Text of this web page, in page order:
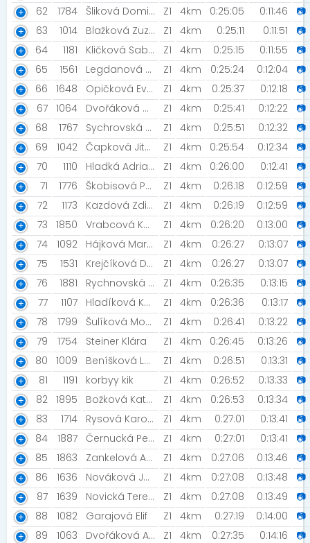
62
1784 Šliková Dominika [Neoňáci] Z1 4km 0:25:05 0:11:46
📷
63
1014 Blažková Zuzana [blondyny_v_behu] Z1 4km 0:25:11 0:11:51
📷
64
1181 Kličková Sabina Z1 4km 0:25:15 0:11:55
📷
65
1561 Legdanová Kamila Z1 4km 0:25:24 0:12:04
📷
66
1648 Opičková Evelína Z1 4km 0:25:37 0:12:18
📷
67 1064 Dvořáková Markéta Z1 4km 0:25:41 0:12:22
📷
68
1767 Sychrovská Markéta Z1 4km 0:25:51 0:12:32
📷
69
1042 Čapková Jitka Z1 4km 0:25:54 0:12:34
📷
70
1110 Hladká Adriana Z1 4km 0:26:00 0:12:41
📷
71
1776 Škobisová Petra Z1 4km 0:26:18 0:12:59
📷
72
1173 Kazdová Zdislava Z1 4km 0:26:19 0:12:59
📷
73
1850 Vrabcová Kateřina Z1 4km 0:26:20 0:13:00
📷
74
1092 Hájková Martina [Adidas runners Prague] Z1 4km 0:26:27 0:13:07
📷
75
1531 Krejčíková Daniela [Klub Rozběháme Česko] Z1 4km 0:26:27 0:13:07
📷
76
1881 Rychnovská Veronika Z1 4km 0:26:35 0:13:15
📷
77
1107 Hladíková Kateřina Z1 4km 0:26:36 0:13:17
📷
78
1799 Šulíková Monika Z1 4km 0:26:41 0:13:22
📷
79
1754 Steiner Klára Z1 4km 0:26:45 0:13:26
📷
80
1009 Beníšková Lucie Z1 4km 0:26:51 0:13:31
📷
81
1191 korbyy kik Z1 4km 0:26:52 0:13:33
📷
82 1895 Božková Kateřina Z1 4km 0:26:53 0:13:34
📷
83
1714 Rysová Karolína Z1 4km 0:27:01 0:13:41
📷
84
1887 Černucká Petra Z1 4km 0:27:01 0:13:41
📷
85
1863 Zankelová Adéla Z1 4km 0:27:06 0:13:46
📷
86
1636 Nováková Jana Z1 4km 0:27:08 0:13:48
📷
87
1639 Novická Tereza [Žatec] Z1 4km 0:27:08 0:13:49
📷
88
1082 Garajová Elif Z1 4km 0:27:19 0:14:00
📷
89
1063 Dvořáková Anna Z1 4km 0:27:35 0:14:16
📷